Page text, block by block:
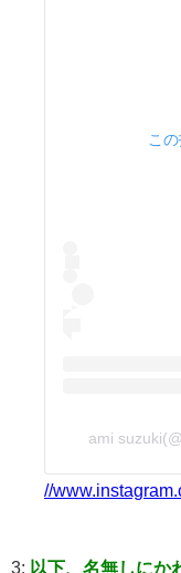
こ
ami
//
3: 以下、名無しにか